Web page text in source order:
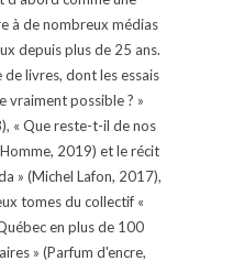
à de nombreux médias
depuis plus de 25 ans.
de livres, dont les essais
vraiment possible ? »
« Que reste-t-il de nos
2019) et le récit
» (Michel Lafon, 2017),
tomes du collectif «
en plus de 100
» (Parfum d'encre,